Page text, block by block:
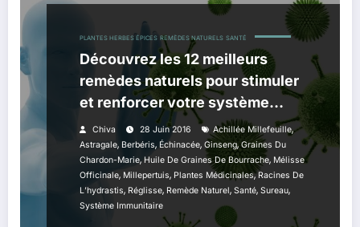
PLANTES HERBES ÉPICES REMÈDES NATURELS SANTÉ
Découvrez les 12 meilleurs
remèdes naturels pour stimuler
et renforcer votre système
immunitaire
Chiva 28 Juin 2016 Achillée Millefeuille,
Astragale, Berbéris, Échinacée, Ginseng,Graines Du
Chardon-Marie, Huile De Graines De Bourrache, Mélisse
Officinale, Millepertuis, Plantes Médicinales,Racines De
L’hydrastis, Réglisse, Remède Naturel, Santé, Sureau,
Système Immunitaire